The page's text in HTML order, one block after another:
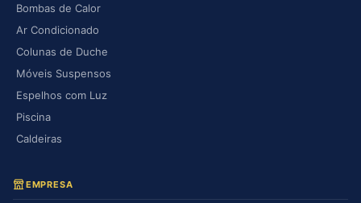
Bombas de Calor
Ar Condicionado
Colunas de Duche
Móveis Suspensos
Espelhos com Luz
Piscina
Caldeiras
EMPRESA